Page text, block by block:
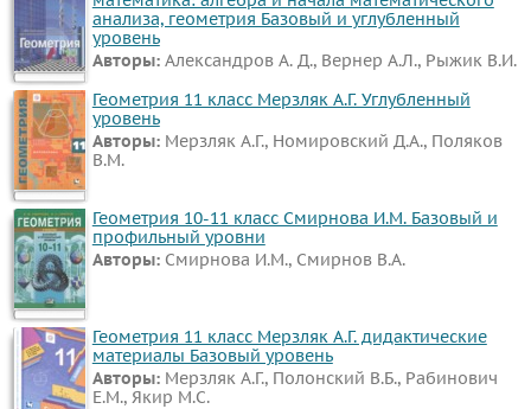
анализа, геометрия Базовый и углубленный
уровень
Авторы: Александров А. Д., Вернер А.Л., Рыжик В.И.
Геометрия 11 класс Мерзляк А.Г. Углубленный
уровень
Авторы: Мерзляк А.Г., Номировский Д.А., Поляков
В.М.
Геометрия 10-11 класс Смирнова И.М. Базовый и
профильный уровни
Авторы: Смирнова И.М., Смирнов В.А.
Геометрия 11 класс Мерзляк А.Г. дидактические
материалы Базовый уровень
Авторы: Мерзляк А.Г., Полонский В.Б., Рабинович
Е.М., Якир М.С.